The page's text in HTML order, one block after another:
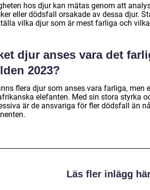
hos djur kan mätas genom att
eller dödsfall orsakade av dessa djur.
vilka djur som är mest farliga och
djur anses vara det
2023?
flera djur som anses vara farliga, men
elefanten. Med sin stora styrka
är de ansvariga för fler dödsfall än
Läs fler inlägg